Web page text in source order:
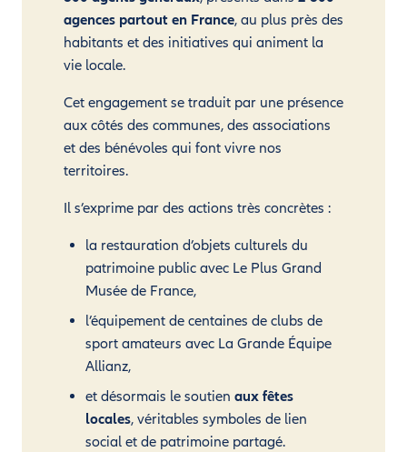
agences partout en France, au plus près des
habitants et des initiatives qui animent la
vie locale.
Cet engagement se traduit par une présence
aux côtés des communes, des associations
et des bénévoles qui font vivre nos
territoires.
Il s’exprime par des actions très concrètes :
la restauration d’objets culturels du
patrimoine public avec Le Plus Grand
Musée de France,
l’équipement de centaines de clubs de
sport amateurs avec La Grande Équipe
Allianz,
et désormais le soutien aux fêtes
locales, véritables symboles de lien
social et de patrimoine partagé.